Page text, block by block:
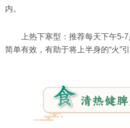
内。
上热下寒型：推荐每天下午5-
简单有效，有助于将上半身的“火”